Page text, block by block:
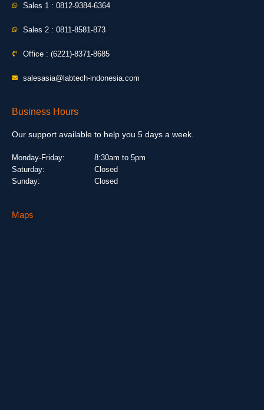
Sales 1 : 0812-9384-6364
Sales 2 : 0811-8581-873
Office : (6221)-8371-8685
salesasia@labtech-indonesia.com
Business Hours
Our support available to help you 5 days a week.
Monday-Friday:
Saturday:
Sunday:
8:30am to 5pm
Closed
Closed
Maps